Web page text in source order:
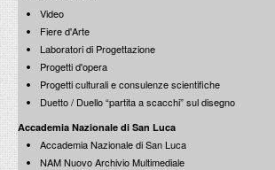
Video
Fiere d'Arte
Laboratori di Progettazione
Progetti d'opera
Progetti culturali e consulenze scientifiche
Duetto / Duello “partita a scacchi” sul disegno
Accademia Nazionale di San Luca
Accademia Nazionale di San Luca
NAM Nuovo Archivio Multimediale